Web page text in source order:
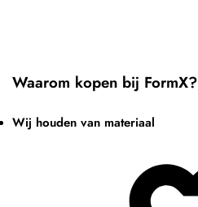
Waarom kopen bij FormX?
Wij houden van materiaal